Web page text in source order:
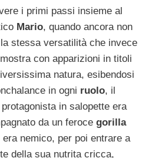
i primi passi insieme al
Mario, quando ancora non
stessa versatilità che invece
con apparizioni in titoli
natura, esibendosi
in ogni ruolo, il
in salopette era
da un feroce gorilla
era nemico, per poi entrare a
della sua nutrita cricca,